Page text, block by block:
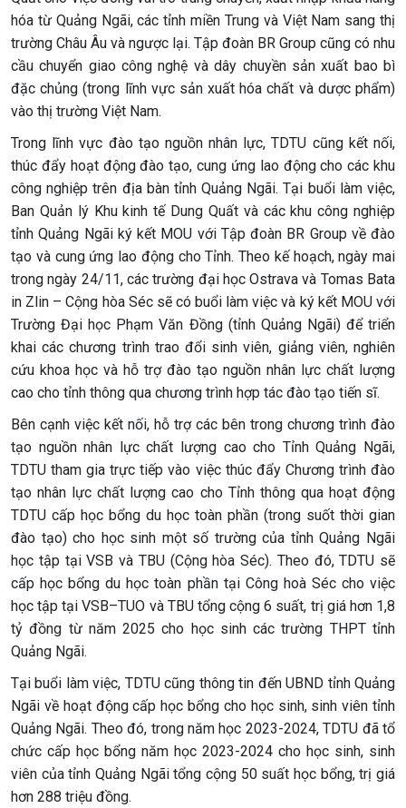
hóa từ Quảng Ngãi, các tỉnh miền Trung và Việt Nam sang thị
trường Châu Âu và ngược lại. Tập đoàn BR Group cũng có nhu
cầu chuyển giao công nghệ và dây chuyền sản xuất bao bì
đặc chủng (trong lĩnh vực sản xuất hóa chất và dược phẩm)
vào thị trường Việt Nam.
Trong lĩnh vực đào tạo nguồn nhân lực, TDTU cũng kết nối,
thúc đẩy hoạt động đào tạo, cung ứng lao động cho các khu
công nghiệp trên địa bàn tỉnh Quảng Ngãi. Tại buổi làm việc,
Ban Quản lý Khu kinh tế Dung Quất và các khu công nghiệp
tỉnh Quảng Ngãi ký kết MOU với Tập đoàn BR Group về đào
tạo và cung ứng lao động cho Tỉnh. Theo kế hoạch, ngày mai
trong ngày 24/11, các trường đại học Ostrava và Tomas Bata
in Zlin – Cộng hòa Séc sẽ có buổi làm việc và ký kết MOU với
Trường Đại học Phạm Văn Đồng (tỉnh Quảng Ngãi) để triển
khai các chương trình trao đổi sinh viên, giảng viên, nghiên
cứu khoa học và hỗ trợ đào tạo nguồn nhân lực chất lượng
cao cho tỉnh thông qua chương trình hợp tác đào tạo tiến sĩ.
Bên cạnh việc kết nối, hỗ trợ các bên trong chương trình đào
tạo nguồn nhân lực chất lượng cao cho Tỉnh Quảng Ngãi,
TDTU tham gia trực tiếp vào việc thúc đẩy Chương trình đào
tạo nhân lực chất lượng cao cho Tỉnh thông qua hoạt động
TDTU cấp học bổng du học toàn phần (trong suốt thời gian
đào tạo) cho học sinh một số trường của tỉnh Quảng Ngãi
học tập tại VSB và TBU (Cộng hòa Séc). Theo đó, TDTU sẽ
cấp học bổng du học toàn phần tại Công hoà Séc cho việc
học tập tại VSB–TUO và TBU tổng cộng 6 suất, trị giá hơn 1,8
tỷ đồng từ năm 2025 cho học sinh các trường THPT tỉnh
Quảng Ngãi.
Tại buổi làm việc, TDTU cũng thông tin đến UBND tỉnh Quảng
Ngãi về hoạt động cấp học bổng cho học sinh, sinh viên tỉnh
Quảng Ngãi. Theo đó, trong năm học 2023-2024, TDTU đã tổ
chức cấp học bổng năm học 2023-2024 cho học sinh, sinh
viên của tỉnh Quảng Ngãi tổng cộng 50 suất học bổng, trị giá
hơn 288 triệu đồng.